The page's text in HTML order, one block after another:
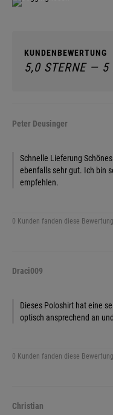
KUNDENBEWERTUNG
5,0 STERNE — 5
Peter Deusinger
Schnelle Lieferung
ebenfalls sehr gut. Ich bin
empfehlen.
0 Kunden fanden diese
Draci009
Dieses Poloshirt hat eine
optisch ansprechend an
0 Kunden fanden diese
Christian